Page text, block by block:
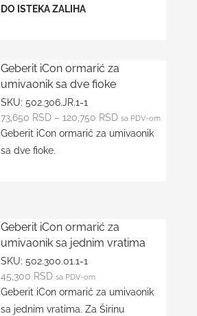
DO ISTEKA ZALIHA
Geberit iCon ormarić za
umivaonik sa dve fioke
SKU: 502.306.JR.1-1
73,650 RSD– 120,750 RSD sa PDV-om
Geberit iCon ormarić za umivaonik
sa dve fioke.
Geberit iCon ormarić za
umivaonik sa jednim vratima
SKU: 502.300.01.1-1
45,300 RSD sa PDV-om
Geberit iCon ormarić za umivaonik
sa jednim vratima. Za Širinu